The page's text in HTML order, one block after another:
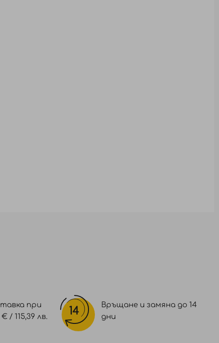
при
/ 115,39 лв.
Връщане и замяна до 14
дни